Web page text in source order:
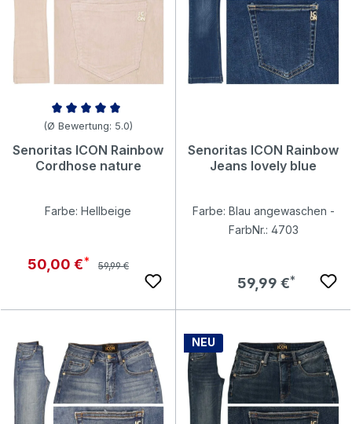
Durchschnittliche Bewertung von 5 von 5 Sternen
(Ø Bewertung: 5.0)
Senoritas ICON Rainbow
Cordhose nature
Farbe: Hellbeige
Verkaufspreis:
50,00 € Regulärer Preis:
59,99 €
Senoritas ICON Rainbow
Jeans lovely blue
Farbe: Blau angewaschen -
FarbNr.: 4703
Regulärer Preis:
59,99 €
NEU